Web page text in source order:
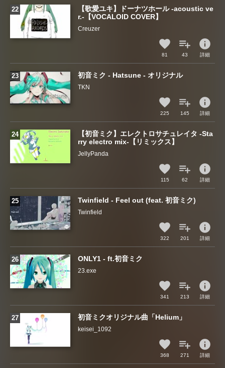
【歌愛ユキ】ドーナツホール -acoustic ve
r.-【VOCALOID COVER】
Creuzer
81 43
info
詳細
初音ミク - Hatsune - オリジナル
TKN
225 145
info
詳細
【初音ミク】エレクトロサチュレイタ -Sta
rry electro mix-【リミックス】
JellyPanda
115 62
info
詳細
Twinfield - Feel out (feat. 初音ミク)
Twinfield
322 201
info
詳細
ONLY1 - ft.初音ミク
23.exe
341 213
info
詳細
初音ミクオリジナル曲「Helium」
keisei_1092
368 271
info
詳細